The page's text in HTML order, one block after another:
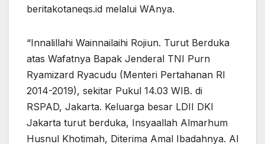
beritakotaneqs.id melalui WAnya.
“Innalillahi Wainnailaihi Rojiun. Turut Berduka
atas Wafatnya Bapak Jenderal TNI Purn
Ryamizard Ryacudu (Menteri Pertahanan RI
2014-2019), sekitar Pukul 14.03 WIB. di
RSPAD, Jakarta. Keluarga besar LDII DKI
Jakarta turut berduka, Insyaallah Almarhum
Husnul Khotimah, Diterima Amal Ibadahnya. Al